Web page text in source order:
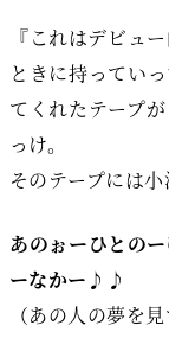
『これはデビュ
ときに持ってい
てくれたテープ
っけ。
そのテープには小
あのぉーひとの
ーなかー♪♪
（あの人の夢を